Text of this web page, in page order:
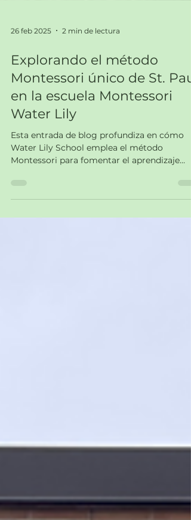
26 feb 2025 2 min de lectura
Explorando el método
Montessori único de St. Paul
en la escuela Montessori
Water Lily
Water Lily School emplea el método